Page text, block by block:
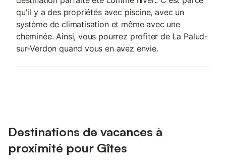
qu'il y a des propriétés avec piscine, avec un
système de climatisation et même avec une
cheminée. Ainsi, vous pourrez profiter de La Palud-
sur-Verdon quand vous en avez envie.
Destinations de vacances à
proximité pour Gîtes